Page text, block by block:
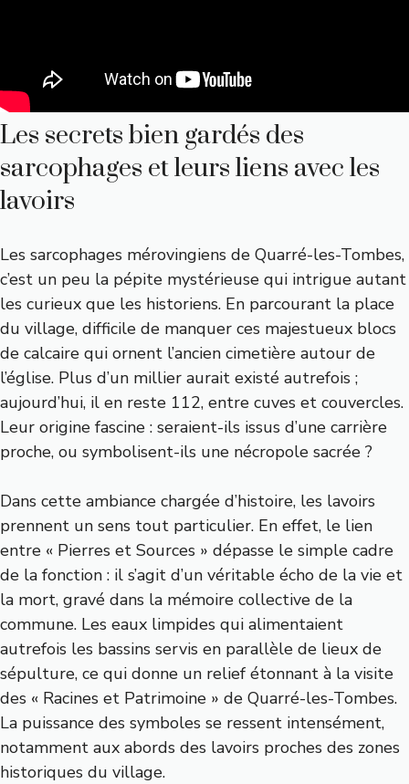
Les secrets bien gardés des
sarcophages et leurs liens avec les
lavoirs
Les sarcophages mérovingiens de Quarré-les-Tombes,
c’est un peu la pépite mystérieuse qui intrigue autant
les curieux que les historiens. En parcourant la place
du village, difficile de manquer ces majestueux blocs
de calcaire qui ornent l’ancien cimetière autour de
l’église. Plus d’un millier aurait existé autrefois ;
aujourd’hui, il en reste 112, entre cuves et couvercles.
Leur origine fascine : seraient-ils issus d’une carrière
proche, ou symbolisent-ils une nécropole sacrée ?
Dans cette ambiance chargée d’histoire, les lavoirs
prennent un sens tout particulier. En effet, le lien
entre « Pierres et Sources » dépasse le simple cadre
de la fonction : il s’agit d’un véritable écho de la vie et
la mort, gravé dans la mémoire collective de la
commune. Les eaux limpides qui alimentaient
autrefois les bassins servis en parallèle de lieux de
sépulture, ce qui donne un relief étonnant à la visite
des « Racines et Patrimoine » de Quarré-les-Tombes.
La puissance des symboles se ressent intensément,
notamment aux abords des lavoirs proches des zones
historiques du village.